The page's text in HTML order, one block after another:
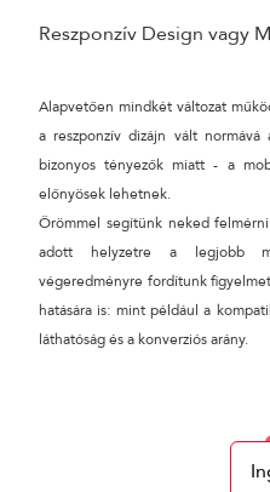
Reszponzív Design vagy
Alapvetően mindkét változat
a reszponzív dizájn vált
bizonyos tényezők miatt - a
előnyösek lehetnek.
Örömmel segítünk neked
adott helyzetre a legjobb
végeredményre fordítunk
hatására is: mint például a
láthatóság és a konverziós arány.